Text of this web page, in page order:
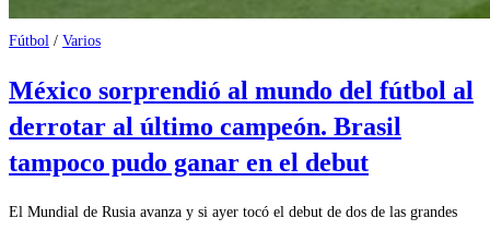
Fútbol / Varios
México sorprendió al mundo del fútbol al
derrotar al último campeón. Brasil
tampoco pudo ganar en el debut
El Mundial de Rusia avanza y si ayer tocó el debut de dos de las grandes